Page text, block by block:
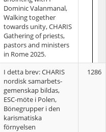
Dominic Valanmanal,
Walking together
towards unity, CHARIS
Gathering of priests,
pastors and ministers
in Rome 2025.
I detta brev: CHARIS
nordisk samarbets-
gemenskap bildas,
ESC-möte i Polen,
Bönegrupper i den
karismatiska
förnyelsen
1286